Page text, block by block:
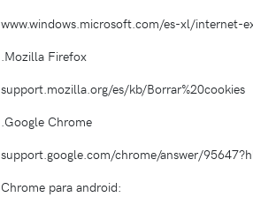
www.windows.microsoft.com/es-xl/internet-
.Mozilla Firefox
support.mozilla.org/es/kb/Borrar%20cookies
.Google Chrome
support.google.com/chrome/answer/
Chrome para android: